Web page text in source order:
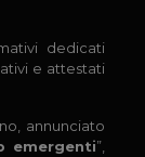
dedicati
e attestati
annunciato
emergenti”,